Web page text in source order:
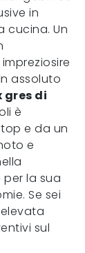
in
cucina. Un
assoluto
gres di
è
e da un
e
la sua
Se sei
sul